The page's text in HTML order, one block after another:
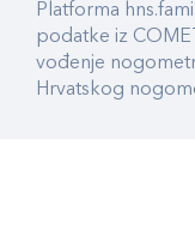
Platforma
podatke iz
vođenje
Hrvatskog